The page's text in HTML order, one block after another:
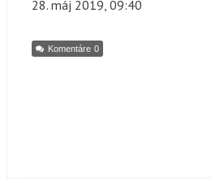
28. máj 2019, 09:40
Komentáre 0